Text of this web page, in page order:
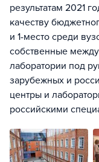
результатам 2021
качеству
и 1-место среди
собственные
лаборатории под
зарубежных и
центры и
российскими